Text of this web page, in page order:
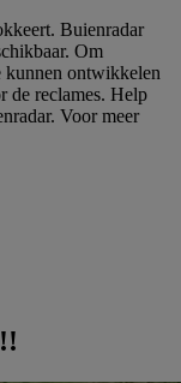
Buienradar
Om
kunnen ontwikkelen
de reclames. Help
Voor meer